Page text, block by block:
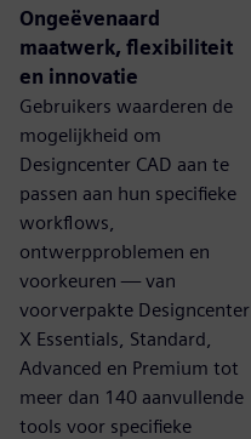
Ongeëvenaard
maatwerk, flexibiliteit
en innovatie
Gebruikers waarderen de
mogelijkheid om
Designcenter CAD aan te
passen aan hun specifieke
workflows,
ontwerpproblemen en
voorkeuren — van
voorverpakte Designcenter
X Essentials, Standard,
Advanced en Premium tot
meer dan 140 aanvullende
tools voor specifieke